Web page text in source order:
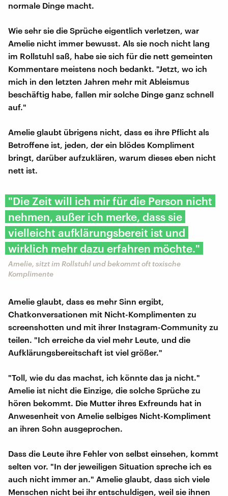
normale Dinge macht.
Wie sehr sie die Sprüche eigentlich verletzen, war
Amelie nicht immer bewusst. Als sie noch nicht lang
im Rollstuhl saß, habe sie sich für die nett gemeinten
Kommentare meistens noch bedankt. "Jetzt, wo ich
mich in den letzten Jahren mehr mit Ableismus
beschäftig habe, fallen mir solche Dinge ganz schnell
auf."
Amelie glaubt übrigens nicht, dass es ihre Pflicht als
Betroffene ist, jeden, der ein blödes Kompliment
bringt, darüber aufzuklären, warum dieses eben nicht
nett ist.
"Die Zeit will ich mir für die Person nicht
nehmen, außer ich merke, dass sie
vielleicht aufklärungsbereit ist und
wirklich mehr dazu erfahren möchte."
Amelie, sitzt im Rollstuhl und bekommt oft toxische
Komplimente
Amelie glaubt, dass es mehr Sinn ergibt,
Chatkonversationen mit Nicht-Komplimenten zu
screenshotten und mit ihrer Instagram-Community zu
teilen. "Ich erreiche da viel mehr Leute, und die
Aufklärungsbereitschaft ist viel größer."
"Toll, wie du das machst, ich könnte das ja nicht."
Amelie ist nicht die Einzige, die solche Sprüche zu
hören bekommt. Die Mutter ihres Exfreunds hat in
Anwesenheit von Amelie selbiges Nicht-Kompliment
an ihren Sohn ausgeprochen.
Dass die Leute ihre Fehler von selbst einsehen, kommt
selten vor. "In der jeweiligen Situation spreche ich es
auch nicht immer an." Amelie glaubt, dass sich viele
Menschen nicht bei ihr entschuldigen, weil sie ihnen